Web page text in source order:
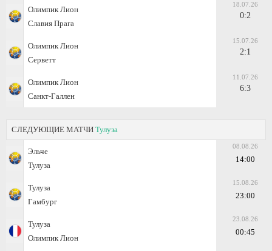
Олимпик Лион
Славия Прага
18.07.26
0:2
Олимпик Лион
Серветт
15.07.26
2:1
Олимпик Лион
Санкт-Галлен
11.07.26
6:3
СЛЕДУЮЩИЕ МАТЧИ Тулуза
Эльче
Тулуза
08.08.26
14:00
Тулуза
Гамбург
15.08.26
23:00
Тулуза
Олимпик Лион
23.08.26
00:45